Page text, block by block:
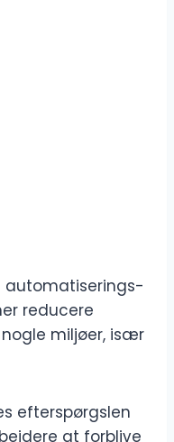
automatiserings-
reducere
miljøer, især
efterspørgslen
at forblive